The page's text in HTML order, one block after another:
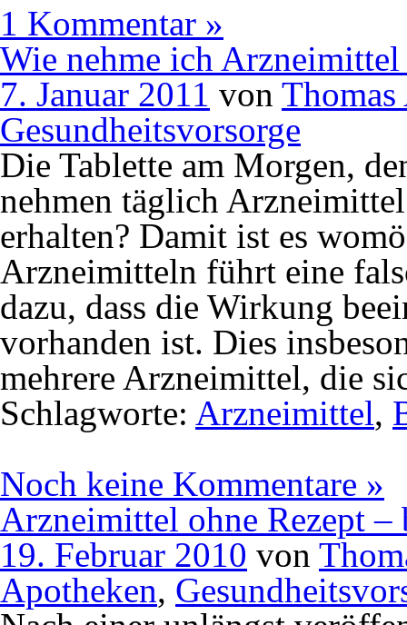
1 Kommentar »
Wie nehme ich
7. Januar 2011 von Thomas
Gesundheitsvorsorge
Die Tablette am Morgen,
nehmen täglich
erhalten? Damit ist es
Arzneimitteln führt eine
dazu, dass die Wirkung
vorhanden ist. Dies
mehrere Arzneimittel, die
Schlagworte: Arzneimittel,
Noch keine Kommentare »
Arzneimittel ohne Rezept –
19. Februar 2010 von
Apotheken,